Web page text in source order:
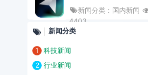
新闻分类：国内新闻
4403
新闻分类
1
科技新闻
2 行业新闻